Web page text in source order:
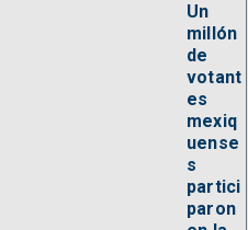
Un
millón
de
votant
es
mexiq
uense
s
partici
paron